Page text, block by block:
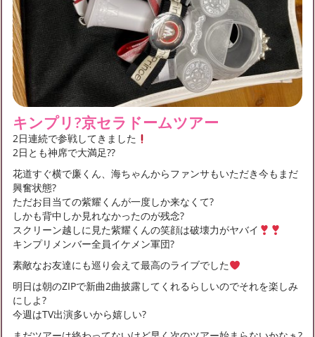
キンプリ?京セラドームツアー
2日連続で参戦してきました
2日とも神席で大満足??
花道すぐ横で廉くん、海ちゃんからファンサもいただき今もまだ
興奮状態?
ただお目当ての紫耀くんが一度しか来なくて?
しかも背中しか見れなかったのが残念?
スクリーン越しに見た紫耀くんの笑顔は破壊力がヤバイ
キンプリメンバー全員イケメン軍団?
素敵なお友達にも巡り会えて最高のライブでした
明日は朝のZIPで新曲2曲披露してくれるらしいのでそれを楽しみ
にしよ?
今週はTV出演多いから嬉しい?